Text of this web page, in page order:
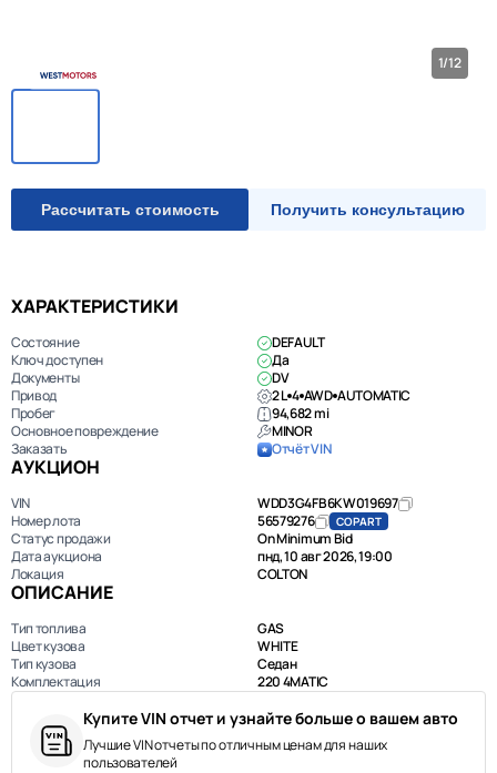
1/12
Рассчитать стоимость Получить консультацию
ХАРАКТЕРИСТИКИ
Состояние
DEFAULT
Ключ доступен
Да
Документы
DV
Привод
2 L 4 AWD AUTOMATIC
Пробег
94,682 mi
Основное повреждение
MINOR
Заказать
Отчёт VIN
АУКЦИОН
VIN
WDD3G4FB6KW019697
Номер лота
56579276 COPART
Статус продажи
On Minimum Bid
Дата аукциона
пнд, 10 авг 2026, 19:00
Локация
COLTON
ОПИСАНИЕ
Тип топлива
GAS
Цвет кузова
WHITE
Тип кузова
Седан
Комплектация
220 4MATIC
Купите VIN отчет и узнайте больше о вашем авто
Лучшие VIN отчеты по отличным ценам для наших
пользователей